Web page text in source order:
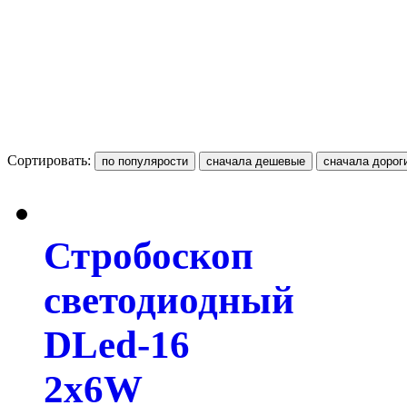
Сортировать:
Стробоскоп
светодиодный
DLed-16
2x6W